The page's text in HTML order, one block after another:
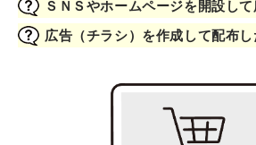
ＳＮＳやホームページを開設し
広告（チラシ）を作成して配布